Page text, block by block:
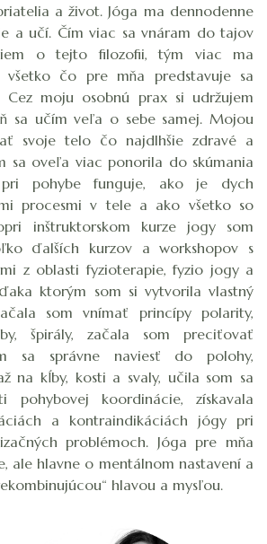
a život. Jóga ma dennodenne
a učí. Čím viac sa vnáram do tajov
o tejto filozofii, tým viac ma
čo pre mňa predstavuje sa
Cez moju osobnú prax si udržujem
sa učím veľa o sebe samej. Mojou
svoje telo čo najdlhšie zdravé a
sa oveľa viac ponorila do skúmania
pohybe funguje, ako je dych
procesmi v tele a ako všetko so
inštruktorskom kurze jogy som
ďalších kurzov a workshopov s
z oblasti fyzioterapie, fyzio jogy a
ktorým som si vytvorila vlastný
som vnímať princípy polarity,
špirály, začala som preciťovať
sa správne naviesť do polohy,
na kĺby, kosti a svaly, učila som sa
pohybovej koordinácie, získavala
a kontraindikáciách jógy pri
problémoch. Jóga pre mňa
ale hlavne o mentálnom nastavení a
hlavou a mysľou.